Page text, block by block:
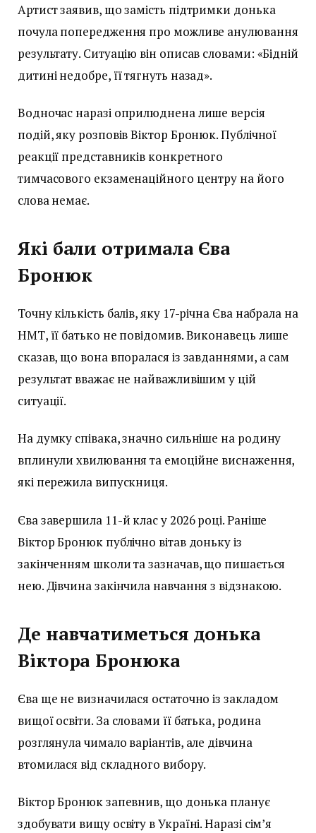
Артист заявив, що замість підтримки донька
почула попередження про можливе анулювання
результату. Ситуацію він описав словами: «Бідній
дитині недобре, її тягнуть назад».
Водночас наразі оприлюднена лише версія
подій, яку розповів Віктор Бронюк. Публічної
реакції представників конкретного
тимчасового екзаменаційного центру на його
слова немає.
Які бали отримала Єва
Бронюк
Точну кількість балів, яку 17-річна Єва набрала на
НМТ, її батько не повідомив. Виконавець лише
сказав, що вона впоралася із завданнями, а сам
результат вважає не найважливішим у цій
ситуації.
На думку співака, значно сильніше на родину
вплинули хвилювання та емоційне виснаження,
які пережила випускниця.
Єва завершила 11-й клас у 2026 році. Раніше
Віктор Бронюк публічно вітав доньку із
закінченням школи та зазначав, що пишається
нею. Дівчина закінчила навчання з відзнакою.
Де навчатиметься донька
Віктора Бронюка
Єва ще не визначилася остаточно із закладом
вищої освіти. За словами її батька, родина
розглянула чимало варіантів, але дівчина
втомилася від складного вибору.
Віктор Бронюк запевнив, що донька планує
здобувати вищу освіту в Україні. Наразі сім’я